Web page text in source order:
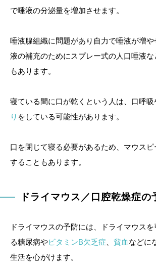
で唾液の分泌量を増加させます。
唾液腺組織に問題があり自力で唾液が増
液の補充のためにスプレー式の人口唾液
もあります。
寝ている間に口が乾くという人は、口呼吸
り をしている可能性があります。
口を閉じて寝る必要があるため、マウス
することもあります。
ドライマウス／口腔乾燥症の
ドライマウスの予防には、ドライマウス
る糖尿病やビタミンB欠乏症 貧血 などに
生活を心がけます。